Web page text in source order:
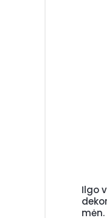
Ilgo
mėn.